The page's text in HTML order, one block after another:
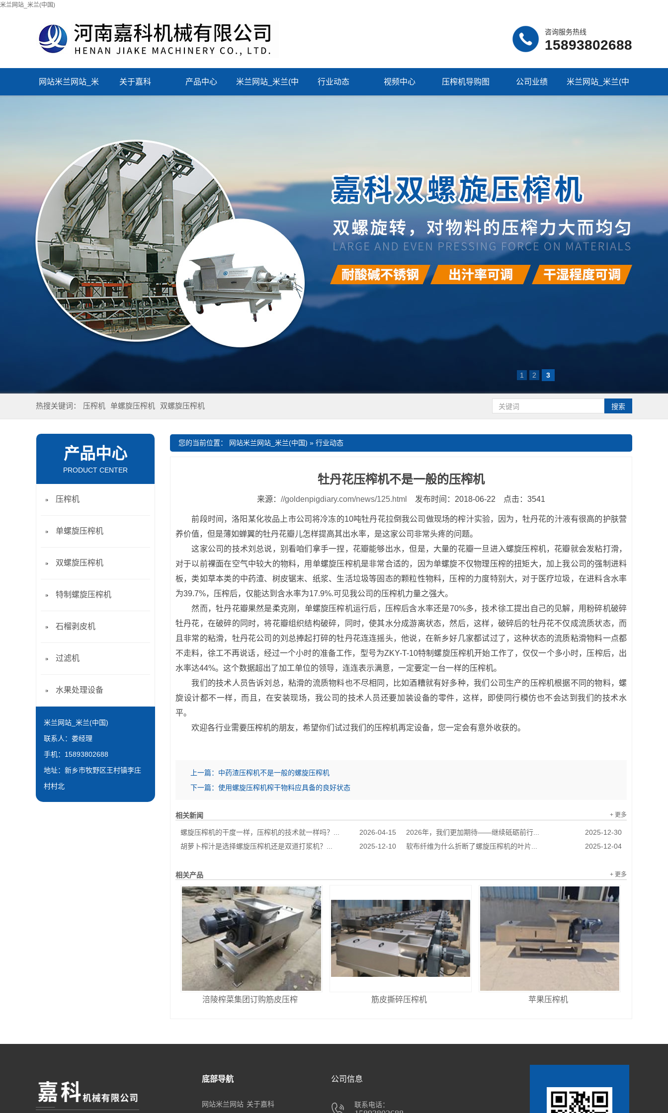
米兰网站_米兰(中国)
咨询服务热线
15893802688
网站米兰网站_米 关于嘉科 产品中心 米兰网站_米兰(中 行业动态 视频中心 压榨机导购图 公司业绩 米兰网站_米兰(中
1 2 3
热搜关键词： 压榨机 单螺旋压榨机 双螺旋压榨机
您的当前位置： 网站米兰网站_米兰(中国) » 行业动态
牡丹花压榨机不是一般的压榨机
来源： //goldenpigdiary.com/news/125.html 发布时间：2018-06-22 点击：3541
前段时间，洛阳某化妆品上市公司将冷冻的10吨牡丹花拉倒我公司做现场的榨汁实验，因为，牡丹花的汁液有很高的护肤营
养价值，但是薄如蝉翼的牡丹花瓣儿怎样提高其出水率，是这家公司非常头疼的问题。
这家公司的技术刘总说，别看咱们拿手一捏，花瓣能够出水，但是，大量的花瓣一旦进入螺旋压榨机，花瓣就会发粘打滑，
对于以前裸面在空气中较大的物料，用单螺旋压榨机是非常合适的，因为单螺旋不仅物理压榨的扭矩大，加上我公司的强制进料
板，类如草本类的中药渣、树皮锯末、纸浆、生活垃圾等固态的颗粒性物料，压榨的力度特别大，对于医疗垃圾，在进料含水率
为39.7%，压榨后，仅能达到含水率为17.9%.可见我公司的压榨机力量之强大。
然而，牡丹花瓣果然是柔克刚，单螺旋压榨机运行后，压榨后含水率还是70%多，技术徐工提出自己的见解，用粉碎机破碎
牡丹花，在破碎的同时，将花瓣组织结构破碎，同时，使其水分成游离状态，然后，这样，破碎后的牡丹花不仅成流质状态，而
且非常的粘滑，牡丹花公司的刘总捧起打碎的牡丹花连连摇头，他说，在新乡好几家都试过了，这种状态的流质粘滑物料一点都
不走料，徐工不再说话，经过一个小时的准备工作，型号为ZKY-T-10特制螺旋压榨机开始工作了，仅仅一个多小时，压榨后，出
水率达44%。这个数据超出了加工单位的领导，连连表示满意，一定要定一台一样的压榨机。
我们的技术人员告诉刘总，粘滑的流质物料也不尽相同，比如酒糟就有好多种，我们公司生产的压榨机根据不同的物料，螺
旋设计都不一样，而且，在安装现场，我公司的技术人员还要加装设备的零件，这样，即使同行模仿也不会达到我们的技术水
平。
欢迎各行业需要压榨机的朋友，希望你们试过我们的压榨机再定设备，您一定会有意外收获的。
上一篇： 中药渣压榨机不是一般的螺旋压榨机
下一篇： 使用螺旋压榨机榨干物料应具备的良好状态
相关新闻 + 更多
2026-04-15
螺旋压榨机的干度一样，压榨机的技术就一样吗？... 2025-12-30
2026年，我们更加期待——继续砥砺前行...
2025-12-10
胡萝卜榨汁是选择螺旋压榨机还是双道打浆机？... 2025-12-04
软布纤维为什么折断了螺旋压榨机的叶片...
相关产品 + 更多
涪陵榨菜集团订购筋皮压榨 筋皮撕碎压榨机 苹果压榨机
产品中心
PRODUCT CENTER
压榨机
单螺旋压榨机
双螺旋压榨机
特制螺旋压榨机
石榴剥皮机
过滤机
水果处理设备
米兰网站_米兰(中国)
联系人：娄经理
手机：15893802688
地址：新乡市牧野区王村镇李庄
村村北
底部导航
网站米兰网站 关于嘉科
公司信息
联系电话：